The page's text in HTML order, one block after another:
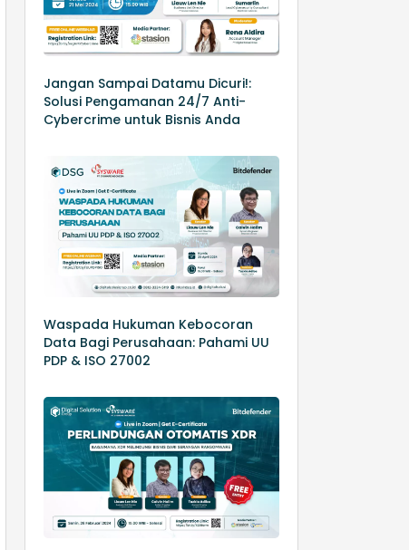
Jangan Sampai Datamu Dicuri!:
Solusi Pengamanan 24/7 Anti-
Cybercrime untuk Bisnis Anda
Waspada Hukuman Kebocoran
Data Bagi Perusahaan: Pahami UU
PDP & ISO 27002